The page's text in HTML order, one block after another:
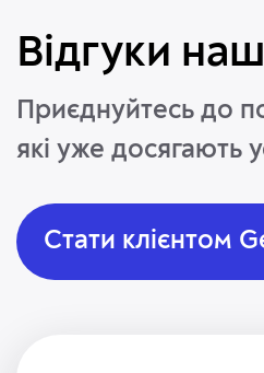
Відгуки
Приєднуйтесь до
які уже досягають
Стати клієнтом